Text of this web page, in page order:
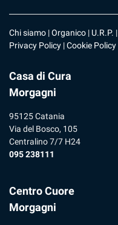
Chi siamo |Organico | U.R.P. |
Privacy Policy |Cookie Policy
Casa di Cura
Morgagni
95125 Catania
Via del Bosco, 105
Centralino 7/7 H24
095 238111
Centro Cuore
Morgagni